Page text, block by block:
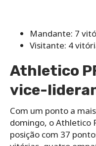
Mandante: 7
Visitante: 4
Athletico
vice-
Com um ponto a
domingo, o Athletico
posição com 37